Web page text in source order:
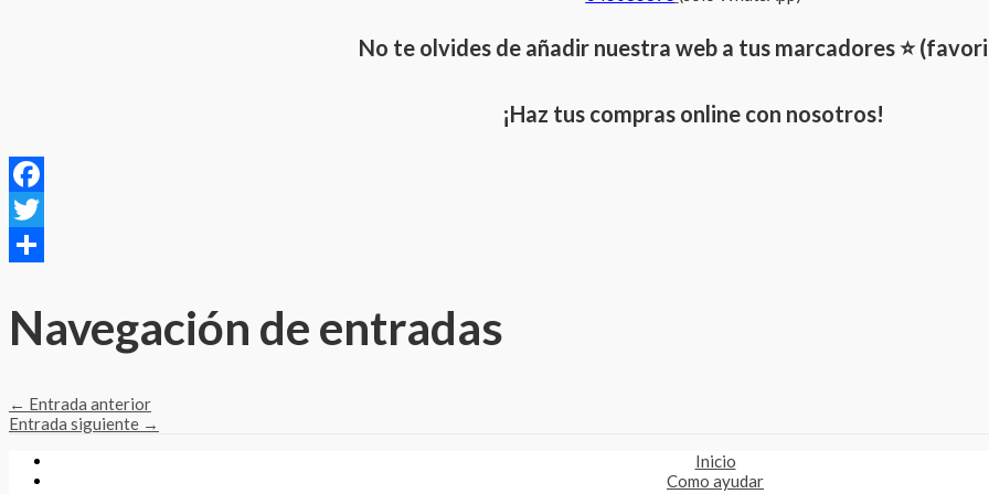
No te olvides de añadir nuestra web a tus marcadores ⭐
¡Haz tus compras online con nosotros!
Facebook
Twitter
Navegación de entradas
← Entrada anterior
Entrada siguiente →
Inicio
Como ayudar